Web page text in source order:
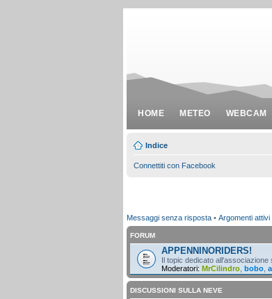
HOME METEO WEBCAM
Indice
Connettiti con Facebook
Messaggi senza risposta • Argomenti attivi
FORUM
APPENNINORIDERS!
Il topic dedicato
Moderatori: MrCilindro bobo
DISCUSSIONI SULLA NEVE